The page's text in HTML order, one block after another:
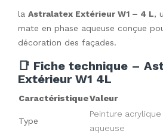
la Astralatex Extérieur W1 – 4 L,
mate en phase aqueuse conçue
décoration des façades.
📑 Fiche technique –
Extérieur W1 4L
CaractéristiqueValeur
Type
Peinture
aqueuse